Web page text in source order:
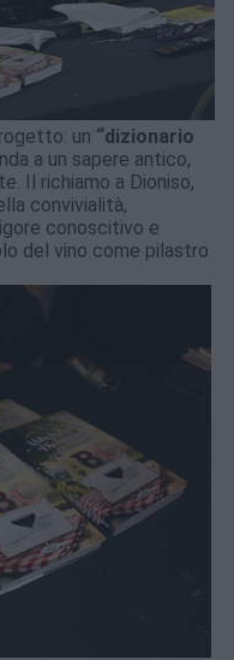
un “dizionario
a un sapere antico,
Il richiamo a Dioniso,
convivialità,
conoscitivo e
del vino come pilastro